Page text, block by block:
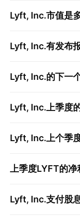
Lyft, Inc.市值是
Lyft, Inc.有发布
Lyft, Inc.的下一
Lyft, Inc. 上季度
Lyft, Inc. 上个季
上季度LYFT的净
Lyft, Inc.支付股